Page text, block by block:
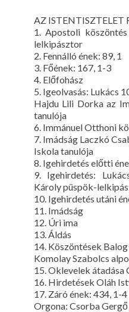
AZ ISTENTISZTELET
1. Apostoli
lelkipásztor
2. Fennálló ének: 89, 1
3. Főének: 167, 1-3
4. Előfohász
5. Igeolvasás: Lukács
Hajdu Lili Dorka az
tanulója
6. Immánuel Otthoni
7. Imádság Laczkó
Iskola tanulója
8. Igehirdetés előtti
9. Igehirdetés:
Károly püspök-
10. Igehirdetés utáni
11. Imádság
12. Úri ima
13. Áldás
14. Köszöntések
Komolay Szabolcs
15. Oklevelek
16. Hirdetések Oláh
17. Záró ének: 434, 1-4
Orgona: Csorba